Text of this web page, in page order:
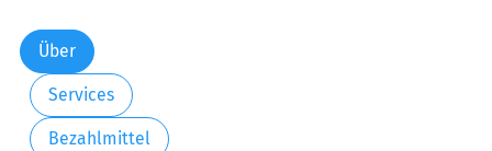
Über
Services
Bezahlmittel